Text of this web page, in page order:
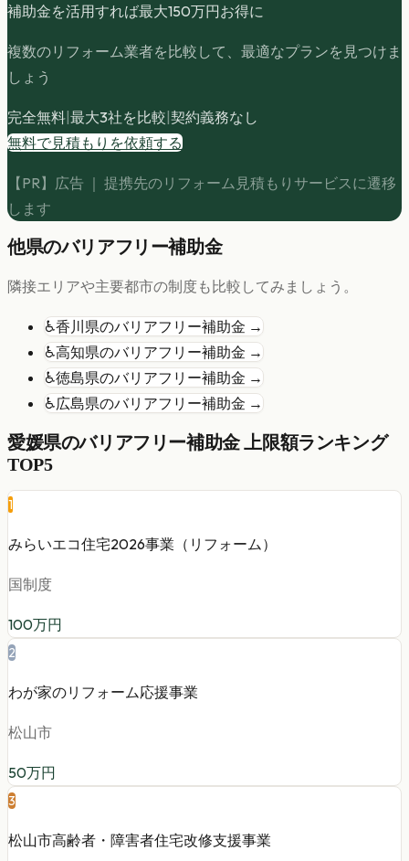
補助金を活用すれば最大150万円お得に
複数のリフォーム業者を比較して、最適なプランを見つけま
しょう
完全無料|最大3社を比較|契約義務なし
無料で見積もりを依頼する
【PR】広告 ｜ 提携先のリフォーム見積もりサービスに遷移
します
他県のバリアフリー補助金
隣接エリアや主要都市の制度も比較してみましょう。
♿香川県のバリアフリー補助金 →
♿高知県のバリアフリー補助金 →
♿徳島県のバリアフリー補助金 →
♿広島県のバリアフリー補助金 →
愛媛県のバリアフリー補助金 上限額ランキング
TOP5
1
みらいエコ住宅2026事業（リフォーム）
国制度
100万円
2
わが家のリフォーム応援事業
松山市
50万円
3
松山市高齢者・障害者住宅改修支援事業